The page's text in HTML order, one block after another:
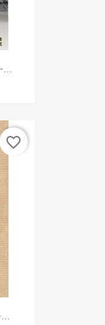
...
favorite_border